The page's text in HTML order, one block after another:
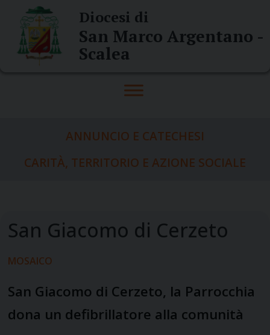
content
Diocesi di
San Marco Argentano -
Scalea
ANNUNCIO E CATECHESI
CARITÀ, TERRITORIO E AZIONE SOCIALE
MOSAICO
San Giacomo di Cerzeto, la Parrocchia
dona un defibrillatore alla comunità